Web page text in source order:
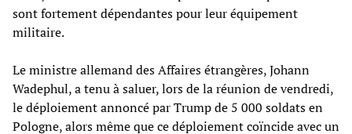
sont fortement dépendantes pour leur équipement
militaire.
Le ministre allemand des Affaires étrangères, Johann
Wadephul, a tenu à saluer, lors de la réunion de vendredi,
le déploiement annoncé par Trump de 5 000 soldats en
Pologne, alors même que ce déploiement coïncide avec un